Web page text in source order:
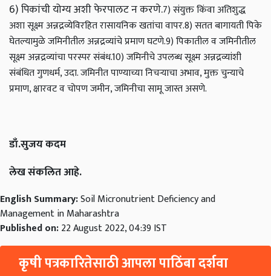
6) पिकांची योग्य अशी फेरपालट न करणे.7) संयुक्त किंवा अतिशुद्ध
अशा सूक्ष्म अन्नद्रव्येविरहित रासायनिक खतांचा वापर.8) सतत बागायती पिके
घेतल्यामुळे जमिनीतील अन्नद्रव्यांचे प्रमाण घटणे.9) पिकातील व जमिनीतील
सूक्ष्म अन्नद्रव्यांचा परस्पर संबंध.10) जमिनीचे उपलब्ध सूक्ष्म अन्नद्रव्यांशी
संबंधित गुणधर्म, उदा. जमिनीत पाण्याच्या निचऱ्याचा अभाव, मुक्त चुन्याचे
प्रमाण, क्षारवट व चोपण जमीन, जमिनीचा सामू जास्त असणे.
डाँ.सुजय कदम
लेख संकलित आहे.
English Summary:Soil Micronutrient Deficiency and
Management in Maharashtra
Published on:22 August 2022, 04:39 IST
कृषी पत्रकारितेसाठी आपला पाठिंबा दर्शवा